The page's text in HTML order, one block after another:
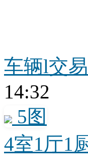
车辆l交
14:32
5图
4室1厅1